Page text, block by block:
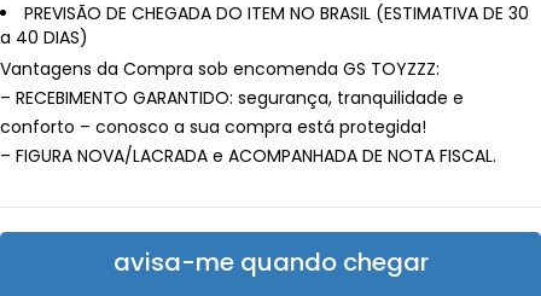
PREVISÃO DE CHEGADA DO ITEM NO BRASIL (ESTIMATIVA DE 30
a 40 DIAS)
Vantagens da Compra sob encomenda GS TOYZZZ:
– RECEBIMENTO GARANTIDO: segurança, tranquilidade e
conforto – conosco a sua compra está protegida!
– FIGURA NOVA/LACRADA e ACOMPANHADA DE NOTA FISCAL.
avisa-me quando chegar